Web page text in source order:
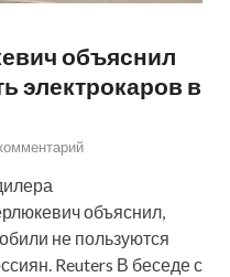
объяснил
электрокаров в
объяснил,
не пользуются
Reuters В беседе с